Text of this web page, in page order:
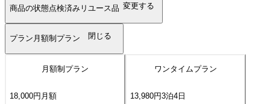
商品の状態点検済みリユース品 変更する
プラン 月額制プラン 閉じる
月額制プラン
18,000円 月額
ワンタイムプラン
13,980円3泊4日